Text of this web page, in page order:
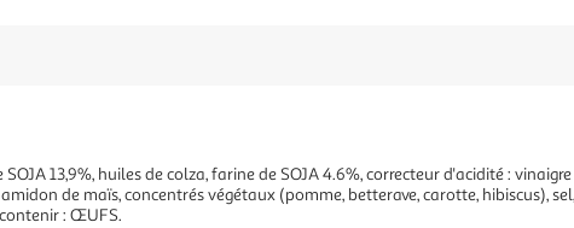
13,9%, huiles de colza, farine de SOJA 4.6%, correcteur d'acidité :
de maïs, concentrés végétaux (pomme, betterave, carotte, hibiscus),
contenir : ŒUFS.